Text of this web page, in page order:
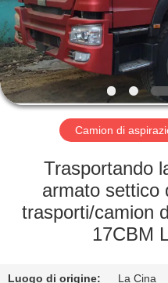
SU
DI
NOI
VISITA
ALLA
FABBRICA
CONTROLLO
Camion di
Trasportando
armato settico
trasporti/camion
17CBM
Luogo di origine: La Cina